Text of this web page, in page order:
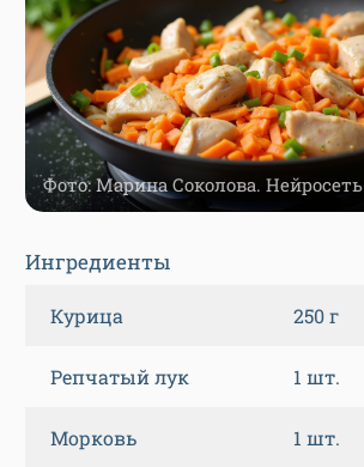
Фото: Марина Соколова. Нейросеть
Ингредиенты
Курица 250 г
Репчатый лук 1 шт.
Морковь 1 шт.